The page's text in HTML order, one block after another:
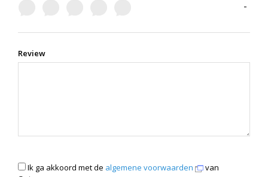
-
Review
Ik ga akkoord met de algemene voorwaarden
van